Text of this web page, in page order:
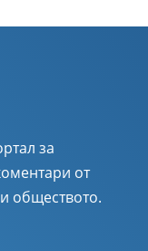
за
от
обществото.